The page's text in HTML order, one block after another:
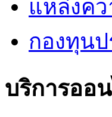
แหล่งค
กองทุน
บริการออ